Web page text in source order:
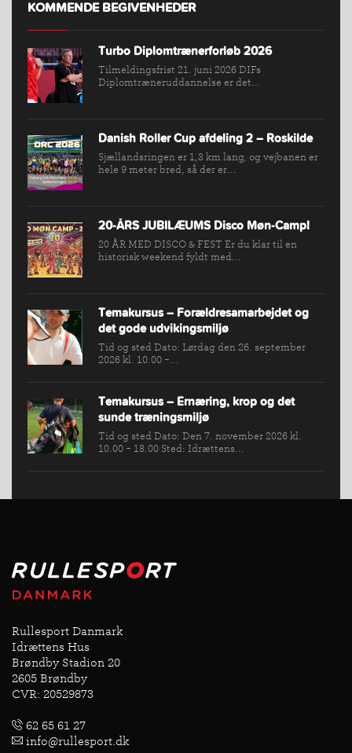
KOMMENDE BEGIVENHEDER
Turbo Diplomtrænerforløb 2026
Tilmeldingsfrist 21. juni 2026 DIFs
Diplomtræneruddannelse er det...
Danish Roller Cup afdeling 2 – Roskilde
Sjællandsringen er 1,3 km lang, og vejbanen er
hele 9 meter bred, så der er...
20-ÅRS JUBILÆUMS Disco Møn-Camp!
20 ÅR MED DISCO & FEST Er du klar til en
historisk weekend fyldt med...
Temakursus – Forældresamarbejdet og
det gode udvikingsmiljø
Tid og sted Dato: Lørdag den 26. september
2026 kl. 10.00 -...
Temakursus – Ernæring, krop og det
sunde træningsmiljø
Tid og sted Dato: Den 7. november 2026 kl.
10.00 - 18.00 Sted: Idrættens...
Rullesport Danmark
Idrættens Hus
Brøndby Stadion 20
2605 Brøndby
CVR: 20529873
62 65 61 27
info@rullesport.dk